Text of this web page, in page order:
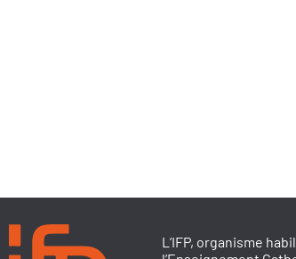
L’IFP, organisme